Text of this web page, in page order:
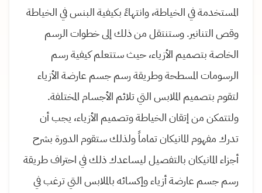
المستخدمة في الخياطة، وانتهاءً بكيفية البنس في الخياطة
وقص التنانير. وستنتقل من ذلك إلى خطوات الرسم
الخاصة بتصميم الأزياء، حيث ستتعلم كيفية رسم
الرسومات المسطحة وطريقة رسم جسم عارضة الأزياء
لتقوم بتصميم الملابس التي تلائم الأجسام المختلفة.
ولتتمكن من إتقان الخياطة وتصميم الأزياء، يجب أن
تدرك مفهوم المانيكان تماماً ولذلك ستقوم الدورة بشرح
أجزاء المانيكان بالتفصيل ليساعدك ذلك في احتراف طريقة
رسم جسم عارضة أزياء وإكسائه بالملابس التي ترغب في